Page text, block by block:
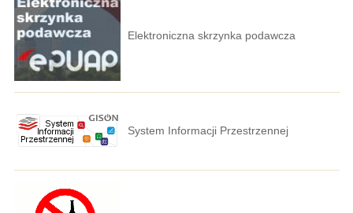
Elektroniczna skrzynka podawcza
System Informacji Przestrzennej